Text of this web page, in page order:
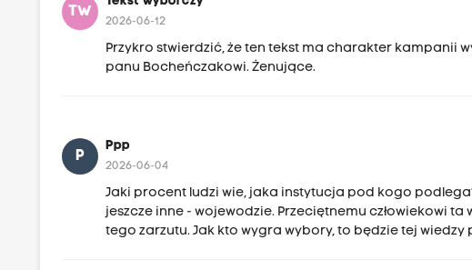
TW
2026-06-12
Przykro stwierdzić, że ten tekst ma charakter kampanii
panu Bocheńczakowi. Żenujące.
P
Ppp
2026-06-04
Jaki procent ludzi wie, jaka instytucja pod kogo
jeszcze inne - wojewodzie. Przeciętnemu człowiekowi
tego zarzutu. Jak kto wygra wybory, to będzie tej wiedzy